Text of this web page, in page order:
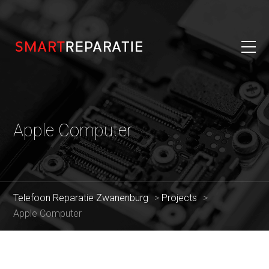
Apple Computer
Telefoon Reparatie Zwanenburg > Projects
>
Apple Computer